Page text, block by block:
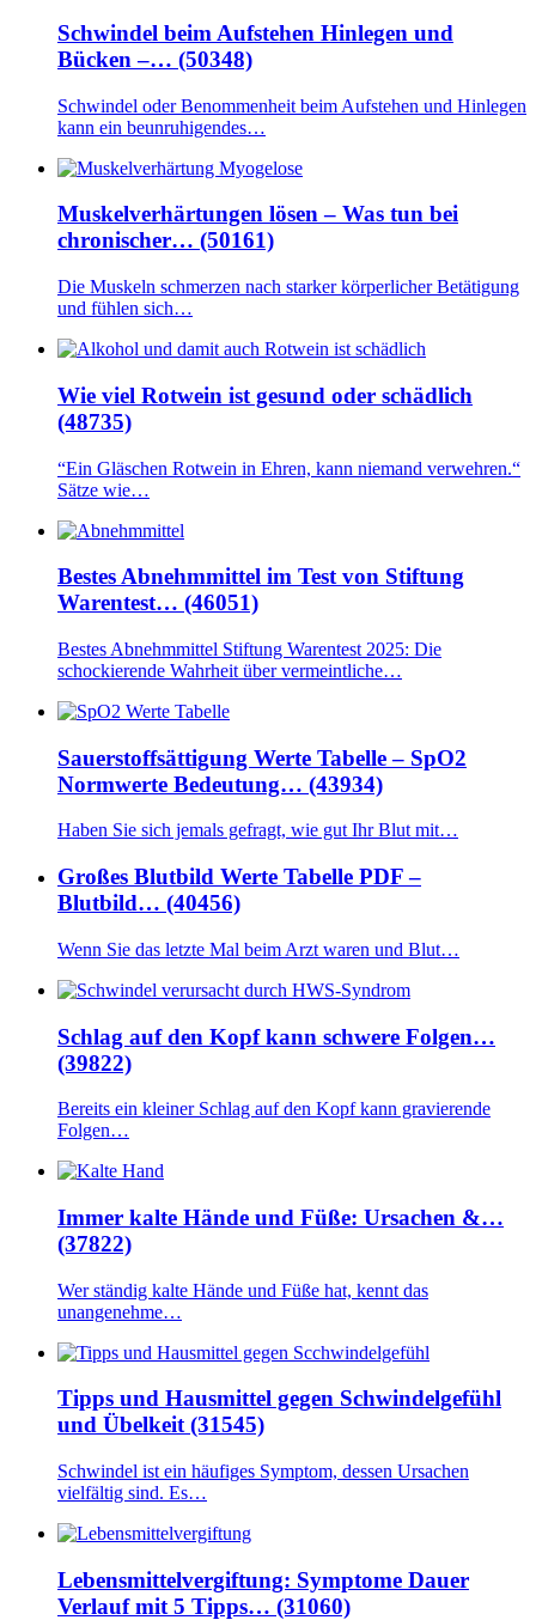
Schwindel beim Aufstehen Hinlegen und
Bücken –… (50348)
Schwindel oder Benommenheit beim Aufstehen und Hinlegen
kann ein beunruhigendes…
Muskelverhärtungen lösen – Was tun bei
chronischer… (50161)
Die Muskeln schmerzen nach starker körperlicher Betätigung
und fühlen sich…
Wie viel Rotwein ist gesund oder schädlich
(48735)
“Ein Gläschen Rotwein in Ehren, kann niemand verwehren.“
Sätze wie…
Bestes Abnehmmittel im Test von Stiftung
Warentest… (46051)
Bestes Abnehmmittel Stiftung Warentest 2025: Die
schockierende Wahrheit über vermeintliche…
Sauerstoffsättigung Werte Tabelle – SpO2
Normwerte Bedeutung… (43934)
Haben Sie sich jemals gefragt, wie gut Ihr Blut mit…
Großes Blutbild Werte Tabelle PDF –
Blutbild… (40456)
Wenn Sie das letzte Mal beim Arzt waren und Blut…
Schlag auf den Kopf kann schwere Folgen…
(39822)
Bereits ein kleiner Schlag auf den Kopf kann gravierende
Folgen…
Immer kalte Hände und Füße: Ursachen &…
(37822)
Wer ständig kalte Hände und Füße hat, kennt das
unangenehme…
Tipps und Hausmittel gegen Schwindelgefühl
und Übelkeit (31545)
Schwindel ist ein häufiges Symptom, dessen Ursachen
vielfältig sind. Es…
Lebensmittelvergiftung: Symptome Dauer
Verlauf mit 5 Tipps… (31060)